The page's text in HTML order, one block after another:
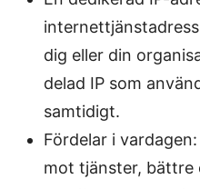
dig eller din
delad IP som
samtidigt.
Fördelar i
mot tjänster, bättre